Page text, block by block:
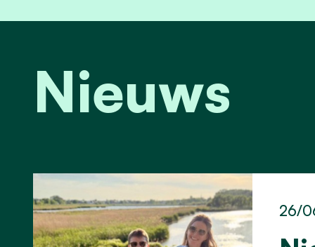
Nieuws
26/